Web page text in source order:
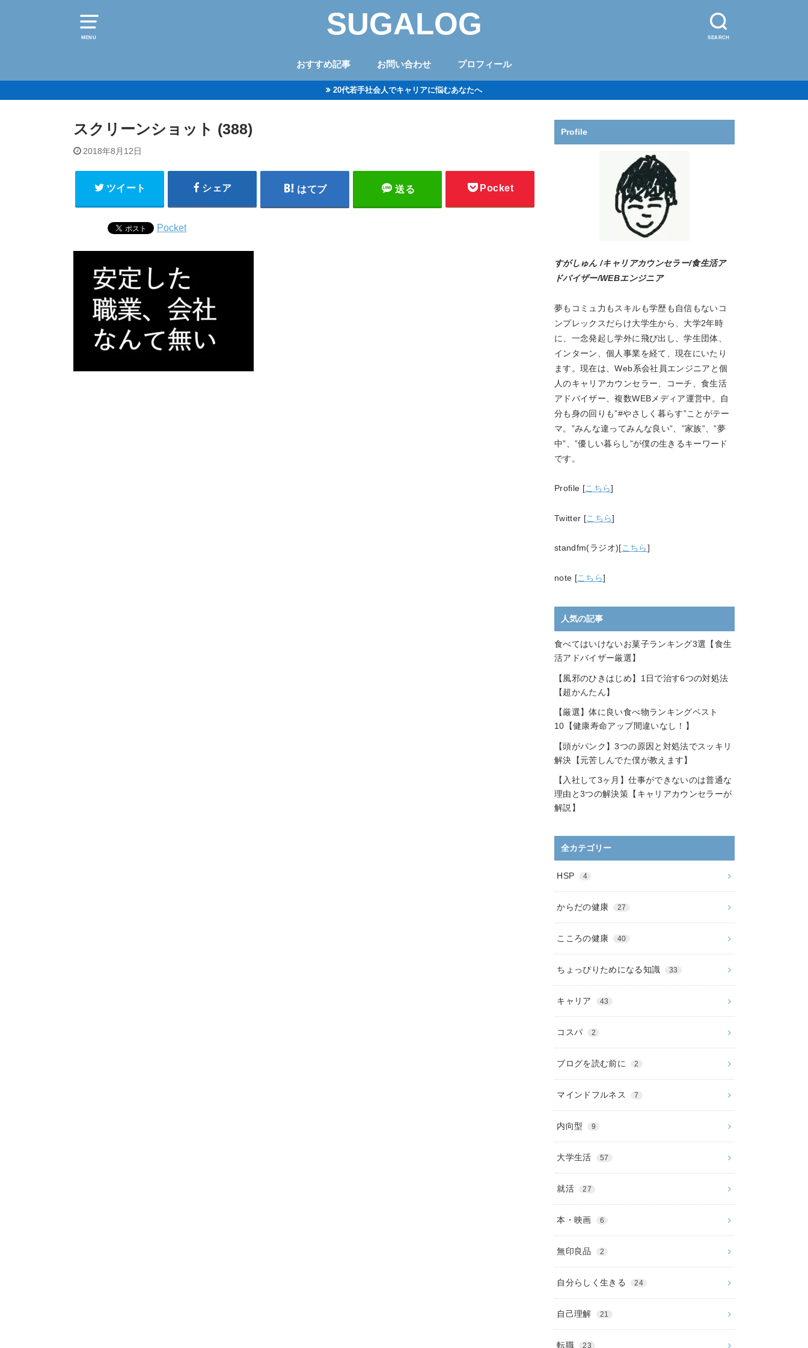
MENU SEARCH
SUGALOG
おすすめ記事 お問い合わせ プロフィール
20代若手社会人でキャリアに悩むあなたへ
スクリーンショット (388)
2018年8月12日
ツイート シェア はてブ 送る Pocket
Pocket
Profile
すがしゅん /キャリアカウンセラー/食生活ア
ドバイザー/WEBエンジニア
夢もコミュ力もスキルも学歴も自信もないコ
ンプレックスだらけ大学生から、大学2年時
に、一念発起し学外に飛び出し、学生団体、
インターン、個人事業を経て、現在にいたり
ます。現在は、Web系会社員エンジニアと個
人のキャリアカウンセラー、コーチ、食生活
アドバイザー、複数WEB メディア運営中。自
分も身の回りも”#やさしく暮らす”ことがテー
マ。 ”みんな違ってみんな良い” ”家族” 、”夢
中” 、”優しい暮らし”が僕の生きるキーワード
です。
Profile [こちら]
Twitter [こちら]
standfm(ラジオ)[こちら]
note [こちら]
人気の記事
食べてはいけないお菓子ランキング3選【食生
活アドバイザー厳選】
【風邪のひきはじめ】1日で治す6つの対処法
【超かんたん】
【厳選】体に良い食べ物ランキングベスト
10【健康寿命アップ間違いなし！】
【頭がパンク】3つの原因と対処法でスッキリ
解決【元苦しんでた僕が教えます】
【入社して3ヶ月】仕事ができないのは普通な
理由と3つの解決策【キャリアカウンセラーが
解説】
全カテゴリー
HSP 4
からだの健康 27
こころの健康 40
ちょっぴりためになる知識 33
キャリア 43
コスパ 2
ブログを読む前に 2
マインドフルネス 7
内向型 9
大学生活 57
就活 27
本・映画 6
無印良品 2
自分らしく生きる 24
自己理解 21
転職 23